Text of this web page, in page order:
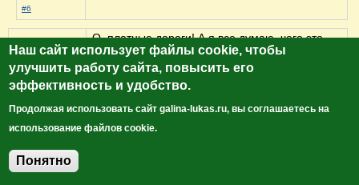
#6
#7
О, платные дороги! А я все думаю, чего это
украинские власти решили такое новшество
ввести, а они на соседнее государство
посмотрели :) Я очень люблю машину и
сопутствующий ей комфорт, но на короткие
расстояния.
Наш сайт использует файлы cookie, чтобы
улучшить работу сайта, повысить его
эффективность и удобство.
Продолжая использовать сайт galina-lukas.ru, вы соглашаетесь на
использование файлов cookie.
Понятно